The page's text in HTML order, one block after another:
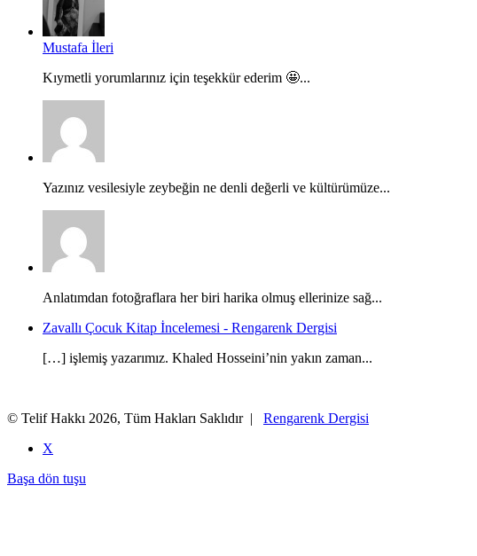
Mustafa İleri
Kıymetli yorumlarınız için teşekkür ederim 🤩...
Yazınız vesilesiyle zeybeğin ne denli değerli ve kültürümüze...
Anlatımdan fotoğraflara her biri harika olmuş ellerinize sağ...
Zavallı Çocuk Kitap İncelemesi - Rengarenk Dergisi
[…] işlemiş yazarımız. Khaled Hosseini’nin yakın zaman...
© Telif Hakkı 2026, Tüm Hakları Saklıdır | Rengarenk Dergisi
X
Başa dön tuşu